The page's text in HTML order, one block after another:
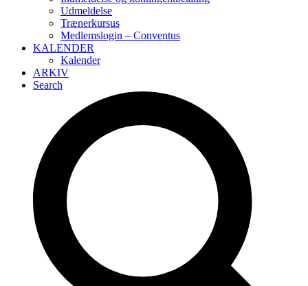
Udmeldelse
Trænerkursus
Medlemslogin – Conventus
KALENDER
Kalender
ARKIV
Search